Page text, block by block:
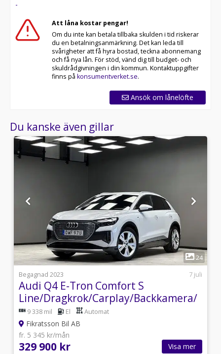
-
Att låna kostar pengar!
Om du inte kan betala tillbaka skulden i tid riskerar
du en betalningsanmärkning. Det kan leda till
svårigheter att få hyra bostad, teckna abonnemang
och få nya lån. För stöd, vänd dig till budget- och
skuldrådgivningen i din kommun. Kontaktuppgifter
finns på konsumentverket.se.
Ansök om lånelöfte
Du kanske även gillar
1
24
Begagnad 2023
7 juli
Audi Q4 E-Tron Comfort S
Line/Dragkrok/Carplay/Backkamera/
9 338 mil El Automat
Fikratsson Bil AB
fr. 5 345 kr/mån
329 900 kr Visa mer